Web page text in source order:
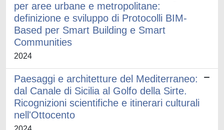
per aree urbane e metropolitane:
definizione e sviluppo di Protocolli BIM-
Based per Smart Building e Smart
Communities
2024
Paesaggi e architetture del Mediterraneo:
dal Canale di Sicilia al Golfo della Sirte.
Ricognizioni scientifiche e itinerari culturali
nell'Ottocento